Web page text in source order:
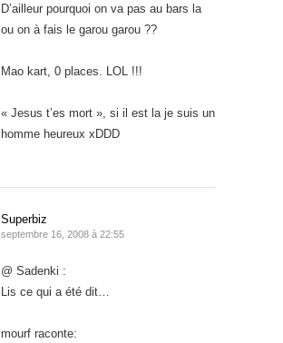
D’ailleur pourquoi on va pas au bars la
ou on à fais le garou garou ??
Mao kart, 0 places. LOL !!!
« Jesus t’es mort », si il est la je suis un
homme heureux xDDD
Superbiz
septembre 16, 2008 à 22:55
@ Sadenki :
Lis ce qui a été dit…
mourf raconte: